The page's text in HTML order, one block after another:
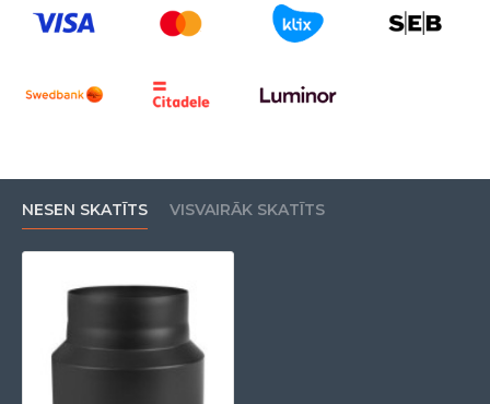
NESEN SKATĪTS VISVAIRĀK SKATĪTS